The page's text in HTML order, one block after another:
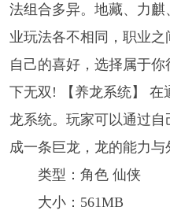
法组合多异。地藏、力
业玩法各不相同，职业
自己的喜好，选择属于
下无双! 【养龙系统】 在
龙系统。玩家可以通过
成一条巨龙，龙的能力
类型：角色 仙侠
大小：561MB